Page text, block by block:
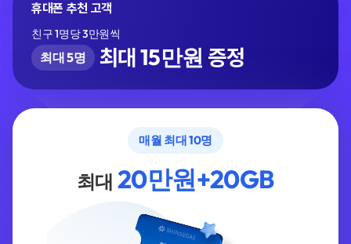
휴대폰 추천 고객
친구 1명당 3만원씩
최대 5명 최대 15만원 증정
매월 최대 10명
최대 20만원+20GB